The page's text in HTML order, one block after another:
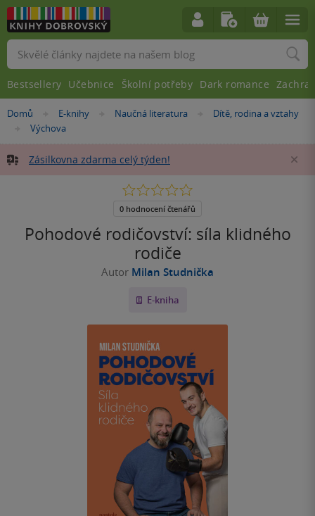
Nacházíte
Domů »E-knihy »
Naučná literatura »
Dítě, rodina a vztahy
»
Výchova
Zásilkovna zdarma celý týden!
Pohodové rodičovství: síla klidného
rodiče
Autor Milan Studnička
E-kniha
0.0
5
0 hodnocení čtenářů
Vyhledávání
Bestsellery Učebnice Školní potřeby Dark romance